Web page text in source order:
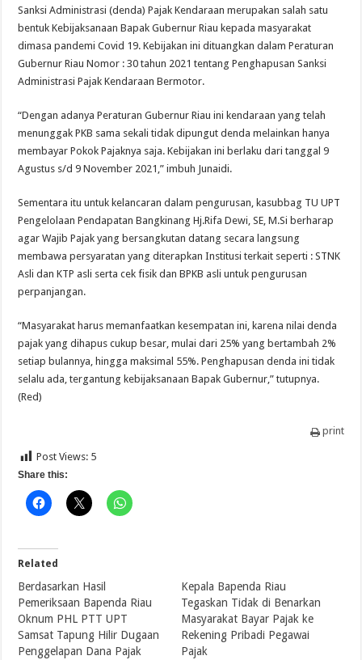
Pergub
Penghapusan
Denda
PKB
Sanksi Administrasi (denda) Pajak Kendaraan merupakan salah satu
bentuk Kebijaksanaan Bapak Gubernur Riau kepada masyarakat
dimasa pandemi Covid 19. Kebijakan ini dituangkan dalam Peraturan
Gubernur Riau Nomor : 30 tahun 2021 tentang Penghapusan Sanksi
Administrasi Pajak Kendaraan Bermotor.
“Dengan adanya Peraturan Gubernur Riau ini kendaraan yang telah
menunggak PKB sama sekali tidak dipungut denda melainkan hanya
membayar Pokok Pajaknya saja. Kebijakan ini berlaku dari tanggal 9
Agustus s/d 9 November 2021,” imbuh Junaidi.
Sementara itu untuk kelancaran dalam pengurusan, kasubbag TU UPT
Pengelolaan Pendapatan Bangkinang Hj.Rifa Dewi, SE, M.Si berharap
agar Wajib Pajak yang bersangkutan datang secara langsung
membawa persyaratan yang diterapkan Institusi terkait seperti : STNK
Asli dan KTP asli serta cek fisik dan BPKB asli untuk pengurusan
perpanjangan.
“Masyarakat harus memanfaatkan kesempatan ini, karena nilai denda
pajak yang dihapus cukup besar, mulai dari 25% yang bertambah 2%
setiap bulannya, hingga maksimal 55%. Penghapusan denda ini tidak
selalu ada, tergantung kebijaksanaan Bapak Gubernur,” tutupnya.
(Red)
print
Post Views: 5
Share this:
Related
Berdasarkan Hasil
Pemeriksaan Bapenda Riau
Oknum PHL PTT UPT
Samsat Tapung Hilir Dugaan
Penggelapan Dana Pajak
Kepala Bapenda Riau
Tegaskan Tidak di Benarkan
Masyarakat Bayar Pajak ke
Rekening Pribadi Pegawai
Pajak